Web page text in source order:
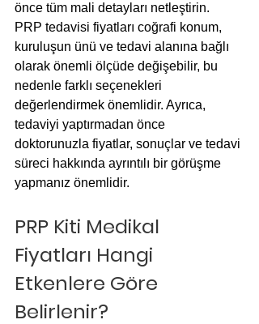
önce tüm mali detayları netleştirin.
PRP tedavisi fiyatları coğrafi konum,
kuruluşun ünü ve tedavi alanına bağlı
olarak önemli ölçüde değişebilir, bu
nedenle farklı seçenekleri
değerlendirmek önemlidir. Ayrıca,
tedaviyi yaptırmadan önce
doktorunuzla fiyatlar, sonuçlar ve tedavi
süreci hakkında ayrıntılı bir görüşme
yapmanız önemlidir.
PRP Kiti Medikal
Fiyatları Hangi
Etkenlere Göre
Belirlenir?